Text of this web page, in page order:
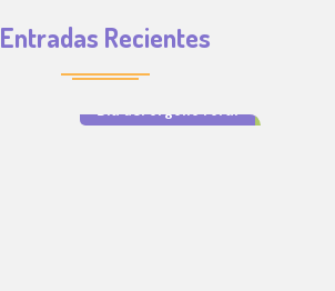
Entradas Recientes